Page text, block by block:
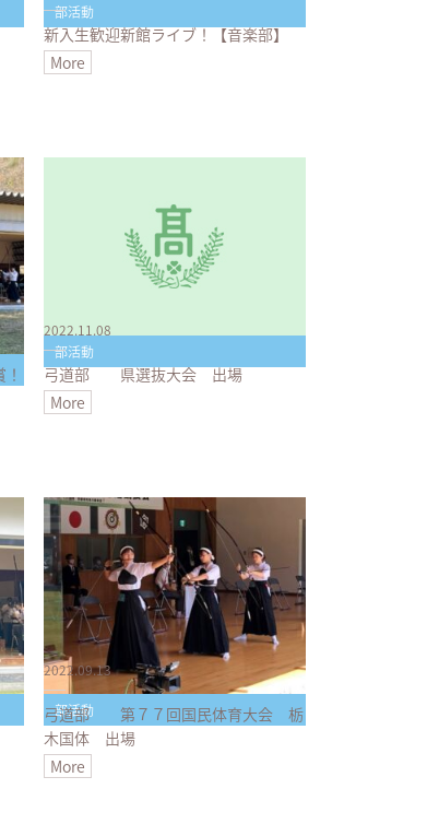
部活動
新入生歓迎新館ライブ！【音楽部】
More
部活動
2022.11.08
弓道部 県選抜大会 出場
More
部活動
2022.09.13
弓道部 第７７回国民体育大会 栃
木国体 出場
More